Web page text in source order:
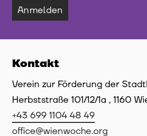
Anmelden
Kontakt
Verein zur Förderung der
Herbststraße 101/12/1a , 1160
+43 699 1104 48 49
office@wienwoche.org